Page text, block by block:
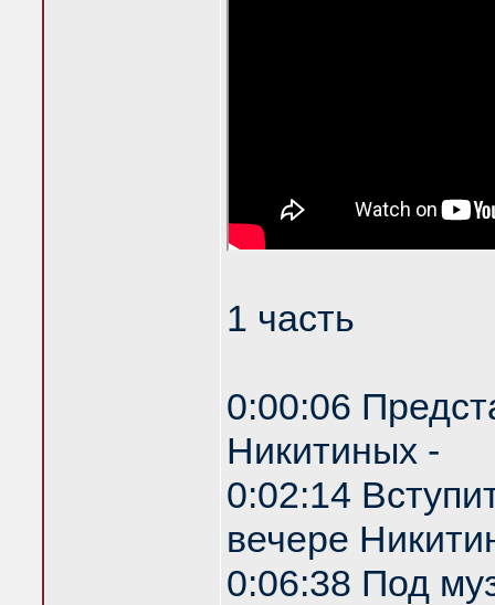
1 часть
0:00:06
Никитиных -
0:02:14
вечере
0:06:38 Под